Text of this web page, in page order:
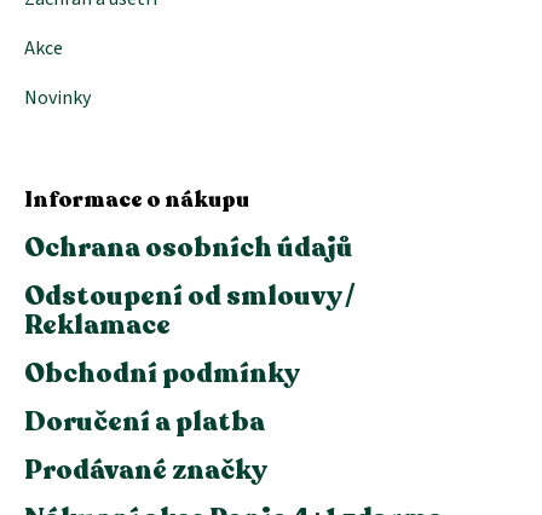
Akce
Novinky
Informace o nákupu
Ochrana osobních údajů
Odstoupení od smlouvy /
Reklamace
Obchodní podmínky
Doručení a platba
Prodávané značky